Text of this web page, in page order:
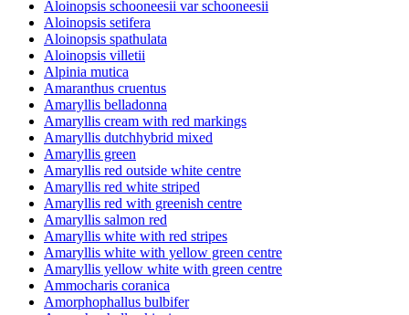
Aloinopsis schooneesii var schooneesii
Aloinopsis setifera
Aloinopsis spathulata
Aloinopsis villetii
Alpinia mutica
Amaranthus cruentus
Amaryllis belladonna
Amaryllis cream with red markings
Amaryllis dutchhybrid mixed
Amaryllis green
Amaryllis red outside white centre
Amaryllis red white striped
Amaryllis red with greenish centre
Amaryllis salmon red
Amaryllis white with red stripes
Amaryllis white with yellow green centre
Amaryllis yellow white with green centre
Ammocharis coranica
Amorphophallus bulbifer